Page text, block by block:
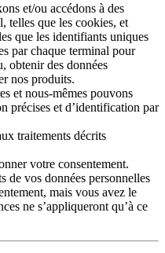
et/ou accédons à des
telles que les cookies, et
que les identifiants uniques
par chaque terminal pour
obtenir des données
nos produits.
et nous-mêmes pouvons
précises et d’identification par
traitements décrits
votre consentement.
de vos données personnelles
mais vous avez le
ne s’appliqueront qu’à ce